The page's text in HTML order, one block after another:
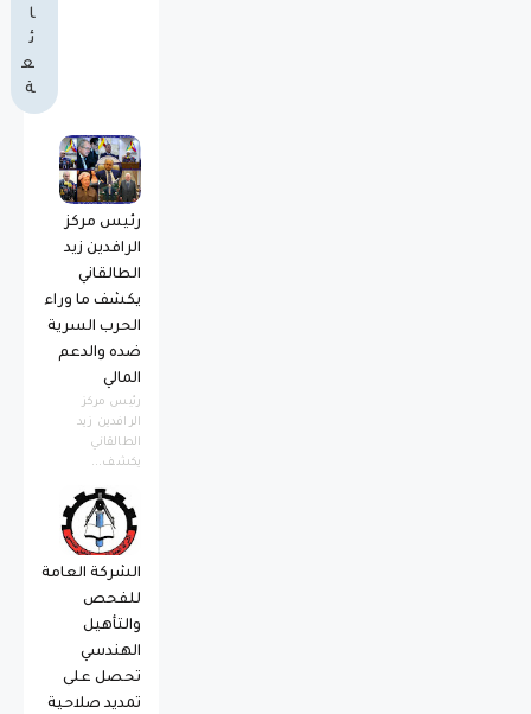
ا
ئ
ع
ة
رئيس مركز
الرافدين زيد
الطالقاني
يكشف ما وراء
الحرب السرية
ضده والدعم
المالي
رئيس مركز
الرافدين زيد
الطالقاني
يكشف...
الشركة العامة
للفحص
والتأهيل
الهندسي
تحصل على
تمديد صلاحية